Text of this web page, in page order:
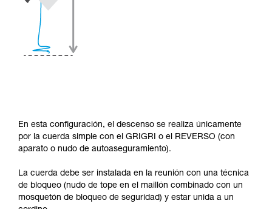
En esta configuración, el descenso se realiza únicamente
por la cuerda simple con el GRIGRI o el REVERSO (con
aparato o nudo de autoaseguramiento).
La cuerda debe ser instalada en la reunión con una técnica
de bloqueo (nudo de tope en el maillón combinado con un
mosquetón de bloqueo de seguridad) y estar unida a un